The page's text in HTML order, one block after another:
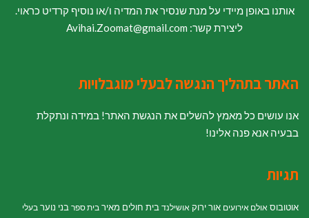
אותנו באופן מיידי על מנת שנסיר את המדיה ו/או נוסיף קרדיט כראוי.
ליצירת קשר: Avihai.Zoomat@gmail.com
האתר בתהליך הנגשה לבעלי מוגבלויות
אנו עושים כל מאמץ להשלים את הנגשת האתר! במידה ונתקלת
בבעיה אנא פנה אלינו!
תגיות
אוטובוס אולם אירועים אור ירוק אושילנד בית חולים מאיר בית ספר בני נוער בעלי